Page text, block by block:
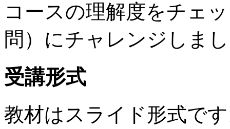
コースの理解度をチェ
問）にチャレンジしま
受講形式
教材はスライド形式で